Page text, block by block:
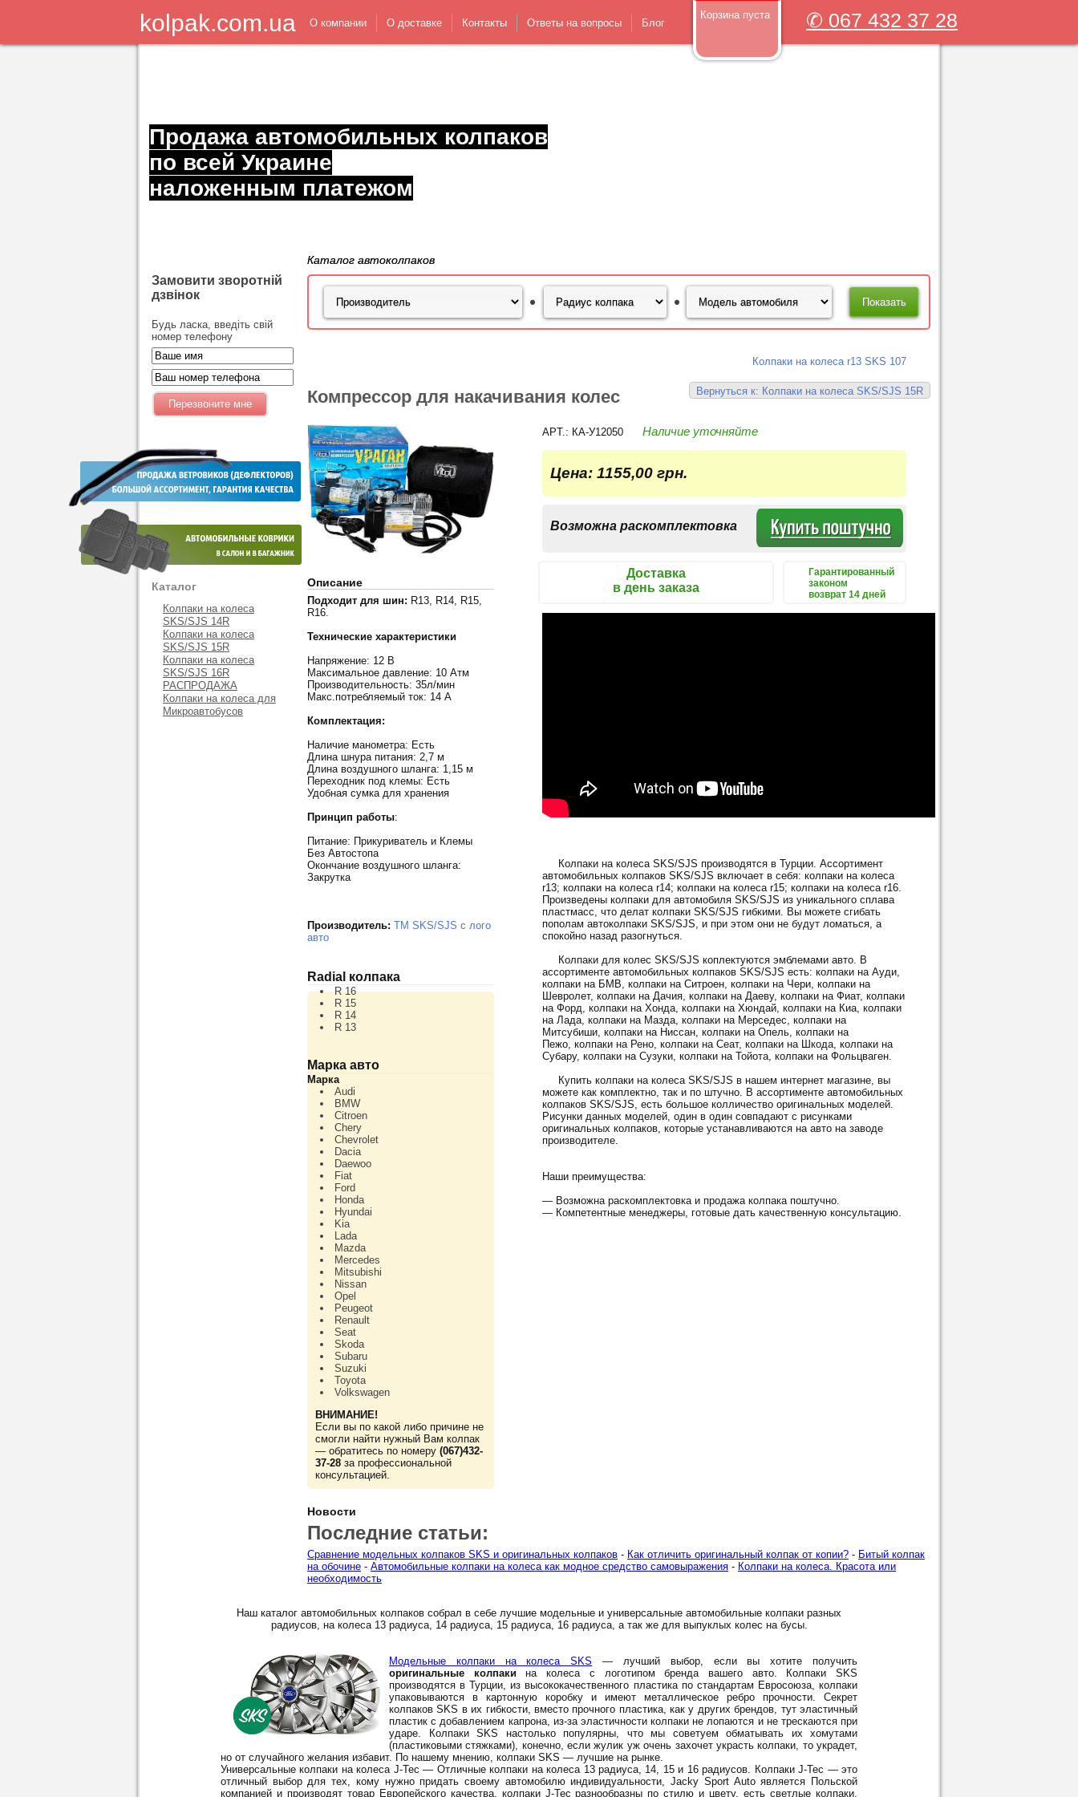
kolpak.com.ua ✆ 067 432 37 28
О компании О доставке Контакты Ответы на вопросы Блог
Корзина пуста
Продажа автомобильных колпаков
по всей Украине
наложенным платежом
Замовити зворотній
дзвінок
Будь ласка, введіть свій
номер телефону
Каталог
Колпаки на колеса
SKS/SJS 14R
Колпаки на колеса
SKS/SJS 15R
Колпаки на колеса
SKS/SJS 16R
РАСПРОДАЖА
Колпаки на колеса для
Микроавтобусов
Каталог автоколпаков
Колпаки на колеса r13 SKS 107
Вернуться к: Колпаки на колеса SKS/SJS 15R
Компрессор для накачивания колес
Описание
Подходит для шин: R13, R14, R15,
R16.
Технические характеристики
Напряжение: 12 В
Максимальное давление: 10 Атм
Производительность: 35л/мин
Макс.потребляемый ток: 14 А
Комплектация:
Наличие манометра: Есть
Длина шнура питания: 2,7 м
Длина воздушного шланга: 1,15 м
Переходник под клемы: Есть
Удобная сумка для хранения
Принцип работы:
Питание: Прикуриватель и Клемы
Без Автостопа
Окончание воздушного шланга:
Закрутка
Производитель: TM SKS/SJS с лого
авто
Radial колпака
R 16
R 15
R 14
R 13
Марка авто
Марка
Audi
BMW
Citroen
Chery
Chevrolet
Dacia
Daewoo
Fiat
Ford
Honda
Hyundai
Kia
Lada
Mazda
Mercedes
Mitsubishi
Nissan
Opel
Peugeot
Renault
Seat
Skoda
Subaru
Suzuki
Toyota
Volkswagen
ВНИМАНИЕ!
Если вы по какой либо причине не
смогли найти нужный Вам колпак
— обратитесь по номеру (067)432-
37-28 за профессиональной
консультацией.
APT.: КА-У12050 Наличие уточняйте
Цена: 1155,00 грн.
Возможна раскомплектовка
Доставка
в день заказа
Гарантированный
законом
возврат 14 дней
Колпаки на колеса SKS/SJS производятся в Турции. Ассортимент
автомобильных колпаков SKS/SJS включает в себя: колпаки на колеса
r13; колпаки на колеса r14; колпаки на колеса r15; колпаки на колеса r16.
Произведены колпаки для автомобиля SKS/SJS из уникального сплава
пластмасс, что делат колпаки SKS/SJS гибкими. Вы можете сгибать
пополам автоколпаки SKS/SJS, и при этом они не будут ломаться, а
спокойно назад разогнуться.
Колпаки для колес SKS/SJS коплектуются эмблемами авто. В
ассортименте автомобильных колпаков SKS/SJS есть: колпаки на Ауди,
колпаки на БМВ, колпаки на Ситроен, колпаки на Чери, колпаки на
Шевролет, колпаки на Дачия, колпаки на Даеву, колпаки на Фиат, колпаки
на Форд, колпаки на Хонда, колпаки на Хюндай, колпаки на Киа, колпаки
на Лада, колпаки на Мазда, колпаки на Мерседес, колпаки на
Митсубиши, колпаки на Ниссан, колпаки на Опель, колпаки на
Пежо, колпаки на Рено, колпаки на Сеат, колпаки на Шкода, колпаки на
Субару, колпаки на Сузуки, колпаки на Тойота, колпаки на Фольцваген.
Купить колпаки на колеса SKS/SJS в нашем интернет магазине, вы
можете как комплектно, так и по штучно. В ассортименте автомобильных
колпаков SKS/SJS, есть большое колличество оригинальных моделей.
Рисунки данных моделей, один в один совпадают с рисунками
оригинальных колпаков, которые устанавливаются на авто на заводе
производителе.
Наши преимущества:
— Возможна раскомплектовка и продажа колпака поштучно.
— Компетентные менеджеры, готовые дать качественную консультацию.
Новости
Последние статьи:
Сравнение модельных колпаков SKS и оригинальных колпаков - Как отличить оригинальный колпак от копии? - Битый колпак
на обочине - Автомобильные колпаки на колеса как модное средство самовыражения - Колпаки на колеса. Красота или
необходимость
Наш каталог автомобильных колпаков собрал в себе лучшие модельные и универсальные автомобильные колпаки разных
радиусов, на колеса 13 радиуса, 14 радиуса, 15 радиуса, 16 радиуса, а так же для выпуклых колес на бусы.
Модельные колпаки на колеса SKS — лучший выбор, если вы хотите получить
оригинальные колпаки на колеса с логотипом бренда вашего авто. Колпаки SKS
производятся в Турции, из высококачественного пластика по стандартам Евросоюза, колпаки
упаковываются в картонную коробку и имеют металлическое ребро прочности. Секрет
колпаков SKS в их гибкости, вместо прочного пластика, как у других брендов, тут эластичный
пластик с добавлением капрона, из-за эластичности колпаки не лопаются и не трескаются при
ударе. Колпаки SKS настолько популярны, что мы советуем обматывать их хомутами
(пластиковыми стяжками), конечно, если жулик уж очень захочет украсть колпаки, то украдет,
но от случайного желания избавит. По нашему мнению, колпаки SKS — лучшие на рынке.
Универсальные колпаки на колеса J-Tec — Отличные колпаки на колеса 13 радиуса, 14, 15 и 16 радиусов. Колпаки J-Tec — это
отличный выбор для тех, кому нужно придать своему автомобилю индивидуальности, Jacky Sport Auto является Польской
компанией и производят товар Европейского качества, колпаки J-Tec разнообразны по стилю и цвету, есть светлые колпаки,